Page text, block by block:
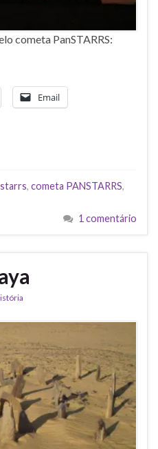
cometa PanSTARRS:
Email
, cometa PANSTARRS,
1 comentário